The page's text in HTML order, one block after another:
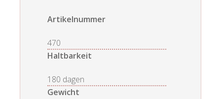
Artikelnummer
470
Haltbarkeit
180 dagen
Gewicht